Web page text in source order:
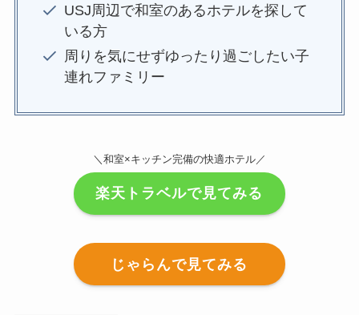
USJ周辺で和室のあるホテルを探して
いる方
周りを気にせずゆったり過ごしたい子
連れファミリー
＼和室×キッチン完備の快適ホテル／
楽天トラベルで見てみる
じゃらんで見てみる